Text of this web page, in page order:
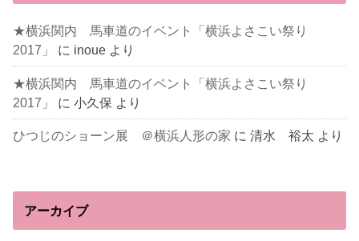
★横浜関内 馬車道のイベント「横浜よさこい祭り
2017」
に inoue より
★横浜関内 馬車道のイベント「横浜よさこい祭り
2017」
に小久保 より
ひつじのショーン展 ＠横浜人形の家 に清水 裕太 より
アーカイブ